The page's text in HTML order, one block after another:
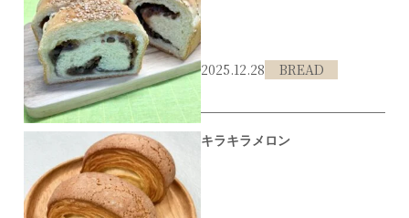
2025.12.28 BREAD
#伊丹市#食パン
キラキラメロン